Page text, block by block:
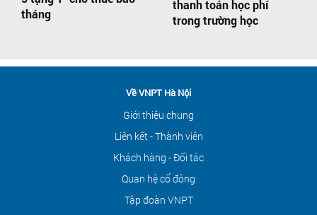
tháng
thanh toán học phí
trong trường học
Về VNPT Hà Nội
Giới thiệu chung
Liên kết - Thành viên
Khách hàng - Đối tác
Quan hệ cổ đông
Tập đoàn VNPT